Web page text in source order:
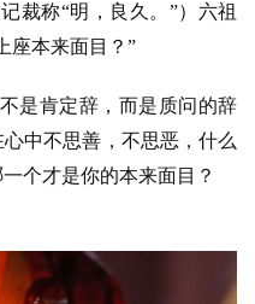
裁称“明，良久。”）六祖
座本来面目？”
是肯定辞，而是质问的辞
中不思善，不思恶，什么
个才是你的本来面目？